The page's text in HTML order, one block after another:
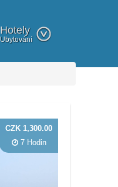
Hotely
Ubytování
CZK 1,300.00
7 Hodin